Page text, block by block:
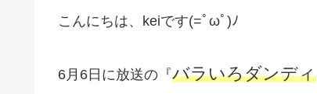
こんにちは、keiです(=ﾟωﾟ)ﾉ
6月6日に放送の『バラいろダンディ